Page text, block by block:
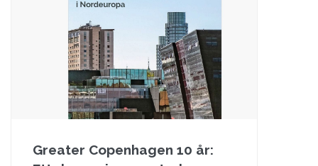
Greater Copenhagen 10 år: